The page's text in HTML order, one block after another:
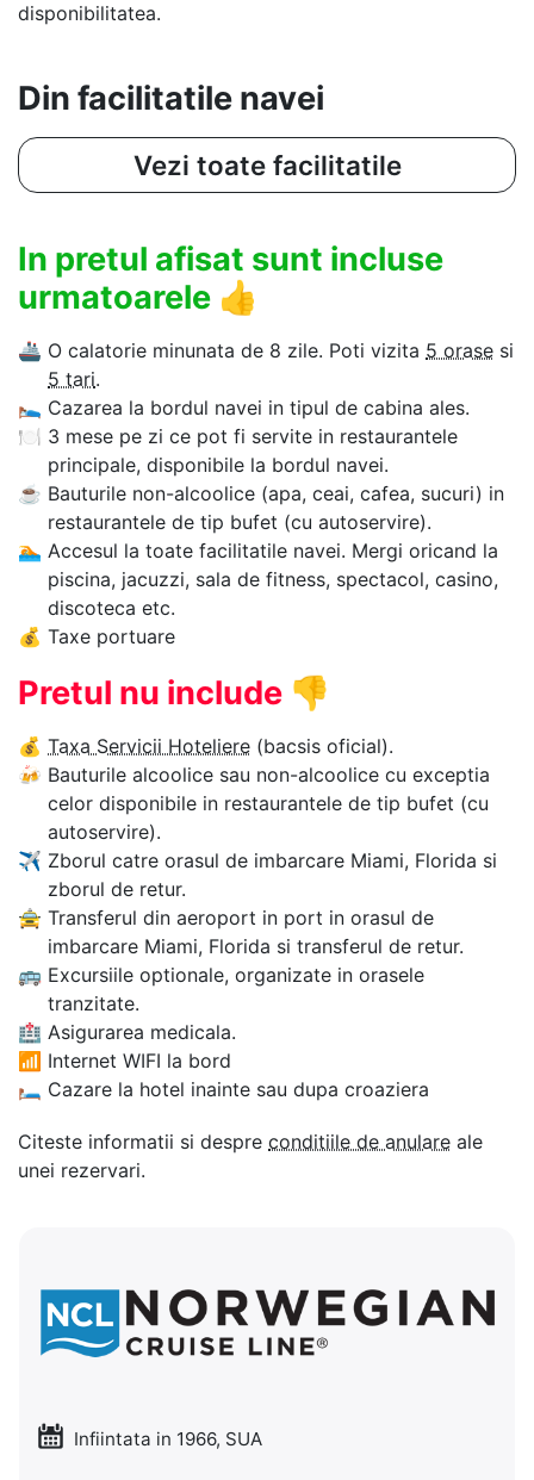
disponibilitatea.
Din facilitatile navei
Vezi toate facilitatile
In pretul afisat sunt incluse
urmatoarele 👍
🚢 O calatorie minunata de 8 zile. Poti vizita 5 orase si
5 tari.
🛌 Cazarea la bordul navei in tipul de cabina ales.
🍽 3 mese pe zi ce pot fi servite in restaurantele
principale, disponibile la bordul navei.
☕ Bauturile non-alcoolice (apa, ceai, cafea, sucuri) in
restaurantele de tip bufet (cu autoservire).
🏊‍ Accesul la toate facilitatile navei. Mergi oricand la
piscina, jacuzzi, sala de fitness, spectacol, casino,
discoteca etc.
💰 Taxe portuare
Pretul nu include 👎
💰 Taxa Servicii Hoteliere (bacsis oficial).
🍻 Bauturile alcoolice sau non-alcoolice cu exceptia
celor disponibile in restaurantele de tip bufet (cu
autoservire).
✈ Zborul catre orasul de imbarcare Miami, Florida si
zborul de retur.
🚖 Transferul din aeroport in port in orasul de
imbarcare Miami, Florida si transferul de retur.
🚌 Excursiile optionale, organizate in orasele
tranzitate.
🏥 Asigurarea medicala.
📶 Internet WIFI la bord
🛏 Cazare la hotel inainte sau dupa croaziera
Citeste informatii si despre conditiile de anulare ale
unei rezervari.
Infiintata in 1966, SUA